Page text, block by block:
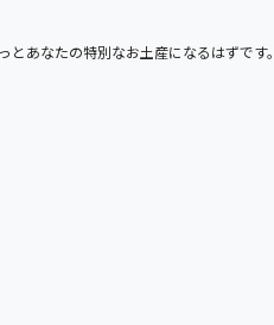
と あなたの特別なお土産になるはずです。